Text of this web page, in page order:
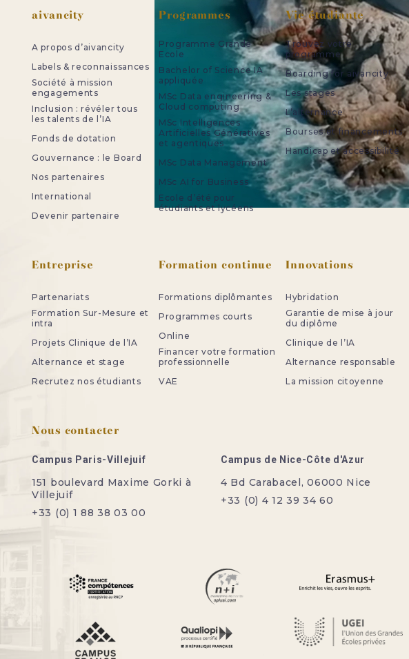
Pied de page
aivancity
A propos d’aivancity
Labels & reconnaissances
Société à mission
engagements
Inclusion : révéler tous
les talents de l’IA
Fonds de dotation
Gouvernance : le Board
Nos partenaires
International
Devenir partenaire
Programmes
Programme Grande
Ecole
Bachelor of Science IA
appliquée
MSc Data engineering &
Cloud computing
MSc Intelligences
Artificielles Génératives
et agentiques
MSc Data Management
MSc AI for Business
Ecole d’été pour
étudiants et lycéens
Vie étudiante
Trouvez votre
programme
Boarding for aivancity
Les stages
L’alternance
Bourses et financements
Handicap et accessibilité
Entreprise
Partenariats
Formation Sur-Mesure et
intra
Projets Clinique de l’IA
Alternance et stage
Recrutez nos étudiants
Formation continue
Formations diplômantes
Programmes courts
Online
Financer votre formation
professionnelle
VAE
Innovations
Hybridation
Garantie de mise à jour
du diplôme
Clinique de l’IA
Alternance responsable
La mission citoyenne
Nous contacter
Campus Paris-Villejuif
151 boulevard Maxime Gorki à
Villejuif
+33 (0) 1 88 38 03 00
Campus de Nice-Côte d'Azur
4 Bd Carabacel, 06000 Nice
+33 (0) 4 12 39 34 60